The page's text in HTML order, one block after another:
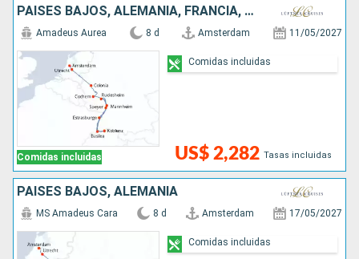
PAISES BAJOS, ALEMANIA, FRANCIA, SUIZA
Comidas incluidas
Amadeus Aurea 8 d Amsterdam 11/05/2027
US$ 2,282 Tasas incluidas
Comidas incluidas
PAISES BAJOS, ALEMANIA
MS Amadeus Cara 8 d Amsterdam 17/05/2027
Comidas incluidas